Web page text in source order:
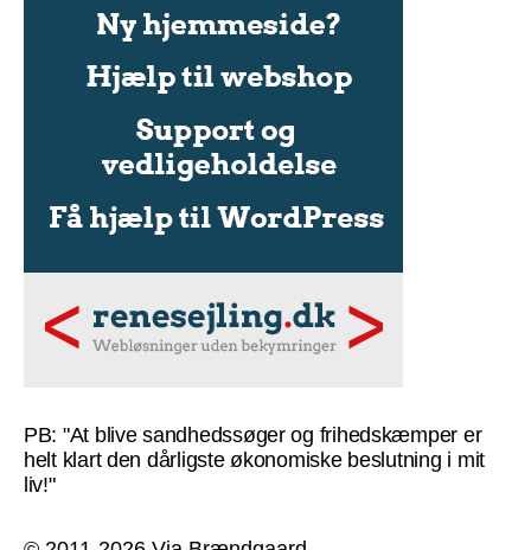
PB: "At blive sandhedssøger og frihedskæmper er
helt klart den dårligste økonomiske beslutning i mit
liv!"